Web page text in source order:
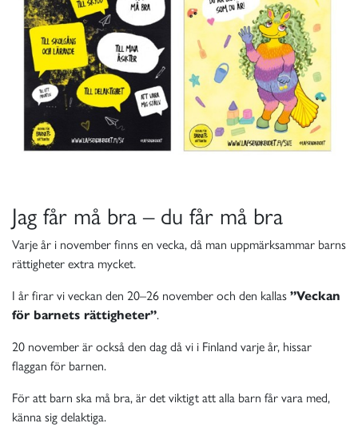
Jag får må bra – du får må bra
Varje år i november finns en vecka, då man uppmärksammar barns
rättigheter extra mycket.
I år firar vi veckan den 20–26 november och den kallas”Veckan
för barnets rättigheter”.
20 november är också den dag då vi i Finland varje år, hissar
flaggan för barnen.
För att barn ska må bra, är det viktigt att alla barn får vara med,
känna sig delaktiga.